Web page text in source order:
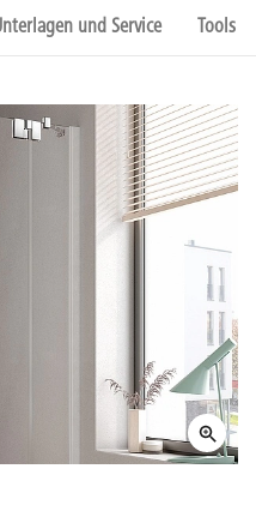
und Service Tools